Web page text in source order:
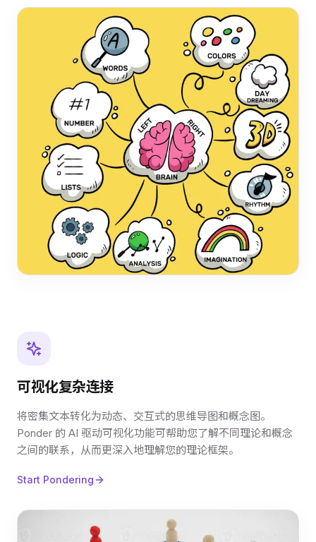
可视化复杂连接
将密集文本转化为动态、交互式的思维导图和概念图。
Ponder 的 AI 驱动可视化功能可帮助您了解不同理论和概念
之间的联系，从而更深入地理解您的理论框架。
Start Pondering